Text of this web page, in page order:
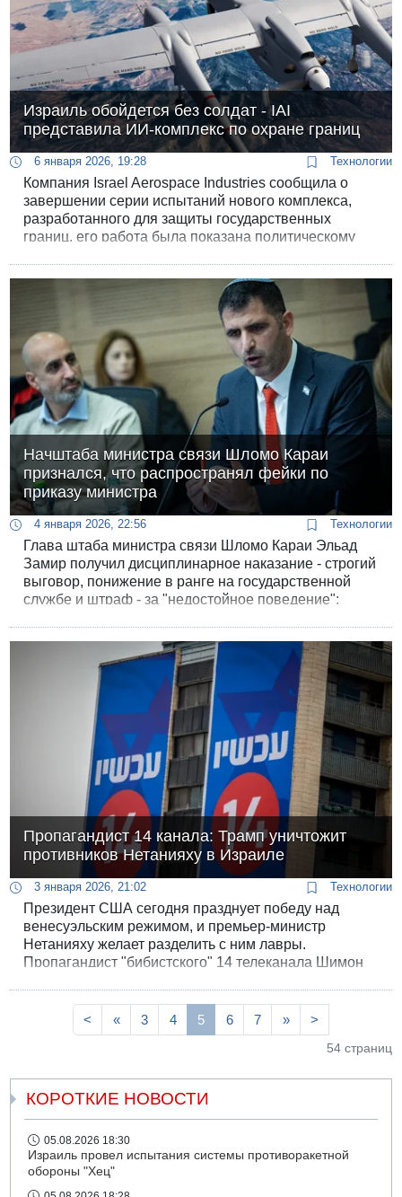
Израиль обойдется без солдат - IAI
представила ИИ-комплекс по охране границ
6 января 2026, 19:28 Технологии
Компания Israel Aerospace Industries сообщила о
завершении серии испытаний нового комплекса,
разработанного для защиты государственных
границ, его работа была показана политическому
Начштаба министра связи Шломо Караи
признался, что распространял фейки по
приказу министра
4 января 2026, 22:56 Технологии
Глава штаба министра связи Шломо Караи Эльад
Замир получил дисциплинарное наказание - строгий
выговор, понижение в ранге на государственной
службе и штраф - за "недостойное поведение":
депутата Давида Битана.
Пропагандист 14 канала: Трамп уничтожит
противников Нетанияху в Израиле
3 января 2026, 21:02 Технологии
Президент США сегодня празднует победу над
венесуэльским режимом, и премьер-министр
Нетанияху желает разделить с ним лавры.
Пропагандист "бибистского" 14 телеканала Шимон
надежду, что Трамп, расправившись с Венесуэлой и
Ираном, уничтожит также всех врагов премьер-
< « 3 4 5 6 7 » >
54 страниц
КОРОТКИЕ НОВОСТИ
05.08.2026 18:30
Израиль провел испытания системы противоракетной
обороны "Хец"